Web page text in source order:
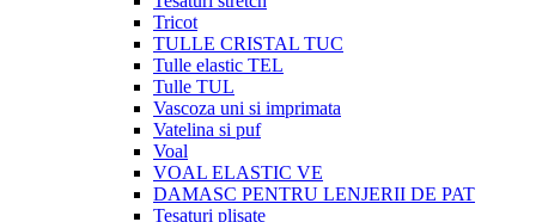
Tricot
TULLE CRISTAL TUC
Tulle elastic TEL
Tulle TUL
Vascoza uni si imprimata
Vatelina si puf
Voal
VOAL ELASTIC VE
DAMASC PENTRU LENJERII DE PAT
Tesaturi plisate